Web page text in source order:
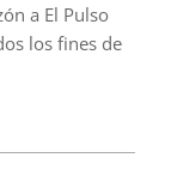
a El Pulso
los fines de